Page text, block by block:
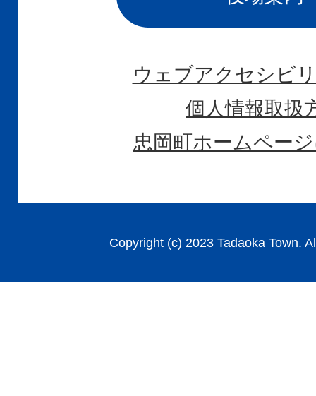
ウェブアクセシビ
個人情報取扱
忠岡町ホームペー
Copyright (c) 2023 Tadaoka Town.